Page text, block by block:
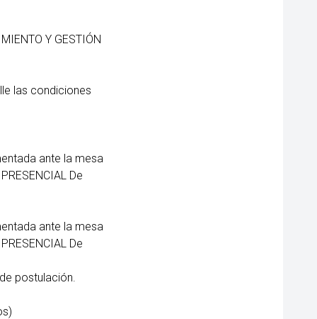
Y GESTIÓN
las condiciones
ante la mesa
De
ante la mesa
De
postulación.